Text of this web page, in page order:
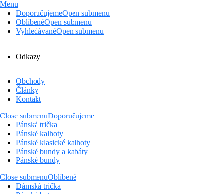
Menu
DoporučujemeOpen submenu
OblíbenéOpen submenu
VyhledávanéOpen submenu
Odkazy
Obchody
Články
Kontakt
Close submenuDoporučujeme
Pánská trička
Pánské kalhoty
Pánské klasické kalhoty
Pánské bundy a kabáty
Pánské bundy
Close submenuOblíbené
Dámská trička